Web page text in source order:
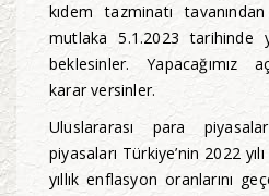
kıdem tazminatı
mutlaka 5.1.2023 tarihinde
beklesinler. Yapacağımız
karar versinler.
Uluslararası para
piyasaları Türkiye’nin 2022
yıllık enflasyon oranlarını